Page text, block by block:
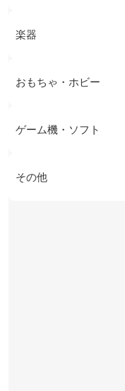
楽器
おもちゃ・ホビー
ゲーム機・ソフト
その他